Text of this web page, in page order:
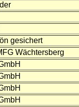
gesichert
Wächtersberg